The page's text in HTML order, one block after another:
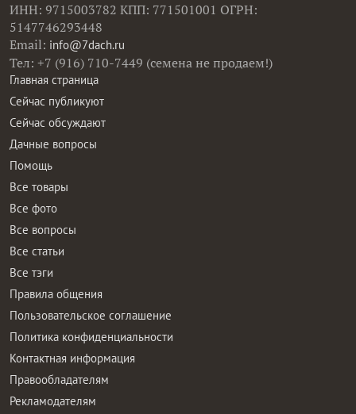
ИНН: 9715003782 КПП: 771501001 ОГРН:
5147746293448
Email: info@7dach.ru
Тел: +7 (916) 710-7449 (семена не продаем!)
Главная страница
Сейчас публикуют
Сейчас обсуждают
Дачные вопросы
Помощь
Все товары
Все фото
Все вопросы
Все статьи
Все тэги
Правила общения
Пользовательское соглашение
Политика конфиденциальности
Контактная информация
Правообладателям
Рекламодателям